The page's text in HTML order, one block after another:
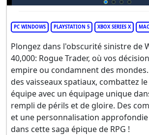
PC WINDOWS PLAYSTATION 5 XBOX SERIES X
Plongez dans l'obscurité sinistre de
40,000: Rogue Trader, où vos
empire ou condamnent des
des vaisseaux spatiaux, combattez
équipe avec un équipage unique
rempli de périls et de gloire. Des
et une personnalisation
dans cette saga épique de RPG !